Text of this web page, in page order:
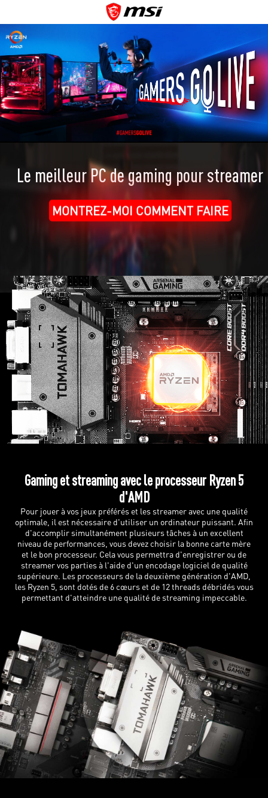
Le meilleur PC de gaming pour streamer
MONTREZ-MOI COMMENT FAIRE
Gaming et streaming avec le processeur Ryzen 5
d'AMD
Pour jouer à vos jeux préférés et les streamer avec une qualité
optimale, il est nécessaire d'utiliser un ordinateur puissant. Afin
d'accomplir simultanément plusieurs tâches à un excellent
niveau de performances, vous devez choisir la bonne carte mère
et le bon processeur. Cela vous permettra d'enregistrer ou de
streamer vos parties à l'aide d'un encodage logiciel de qualité
supérieure. Les processeurs de la deuxième génération d'AMD,
les Ryzen 5, sont dotés de 6 cœurs et de 12 threads débridés vous
permettant d'atteindre une qualité de streaming impeccable.